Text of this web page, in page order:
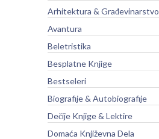
Arhitektura & Građevinarstvo
Avantura
Beletristika
Besplatne Knjige
Bestseleri
Biografije & Autobiografije
Dečije Knjige & Lektire
Domaća Književna Dela